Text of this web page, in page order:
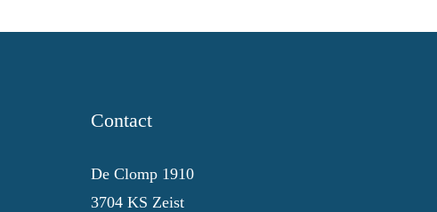
Contact
De Clomp 1910
3704 KS Zeist